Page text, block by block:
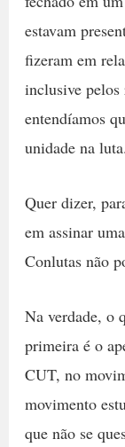
estavam
fizeram em
inclusive pelos
entendíamos
unidade na luta.
Quer dizer,
em assinar
Conlutas não
Na verdade, o
primeira é o
CUT, no
movimento
que não se